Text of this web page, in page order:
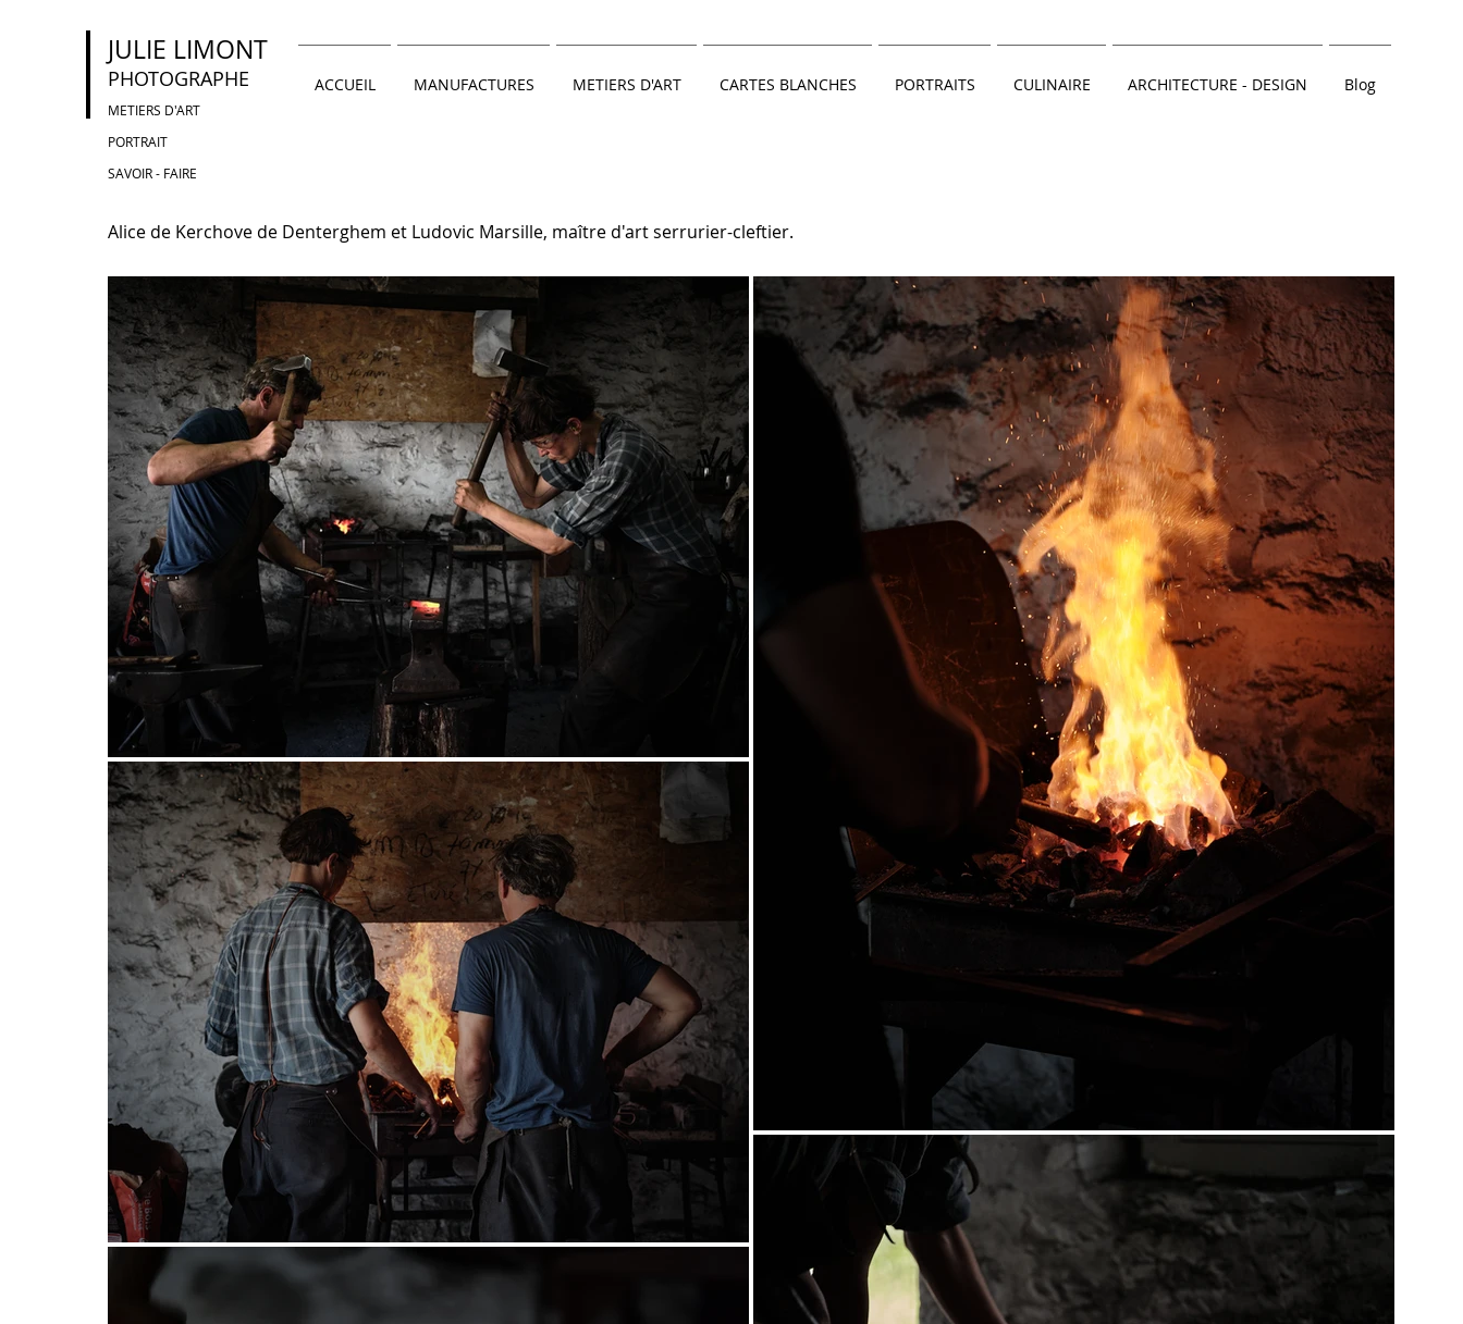
JULIE LIMONT
PHOTOGRAPHE
METIERS D'ART
PORTRAIT
SAVOIR - FAIRE
ACCUEIL MANUFACTURES METIERS D'ART CARTES BLANCHES PORTRAITS CULINAIRE ARCHITECTURE - DESIGN Blog
Alice de Kerchove de Denterghem et Ludovic Marsille, maître d'art serrurier-cleftier.